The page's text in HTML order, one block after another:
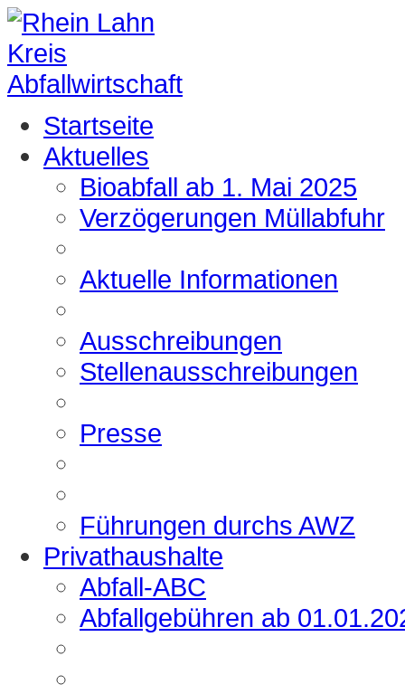
Startseite
Aktuelles
Bioabfall ab 1. Mai 2025
Verzögerungen Müllabfuhr
Aktuelle Informationen
Ausschreibungen
Stellenausschreibungen
Presse
Führungen durchs AWZ
Privathaushalte
Abfall-ABC
Abfallgebühren ab